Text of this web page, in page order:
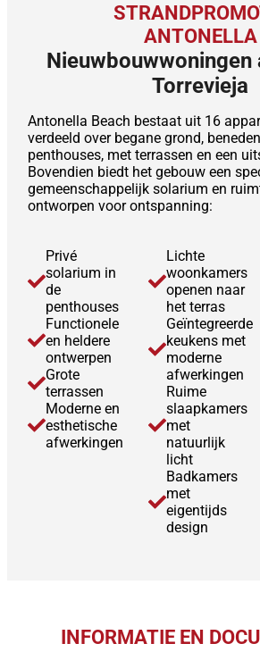
ANTONELLA
Nieuwbouwwoningen
Torrevieja
Antonella Beach bestaat uit 16
verdeeld over begane grond,
penthouses, met terrassen en een
Bovendien biedt het gebouw een
gemeenschappelijk solarium en
ontworpen voor ontspanning:
Privé
solarium in
de
penthouses
Functionele
en heldere
ontwerpen
Grote
terrassen
Moderne en
esthetische
afwerkingen
Lichte
woonkamers
openen naar
het terras
Geïntegreerde
keukens met
moderne
afwerkingen
Ruime
slaapkamers
met
natuurlijk
licht
Badkamers
met
eigentijds
design
INFORMATIE EN